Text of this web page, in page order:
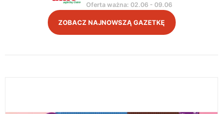
Oferta ważna: 02.06- 09.06
ZOBACZ NAJNOWSZĄ GAZETKĘ